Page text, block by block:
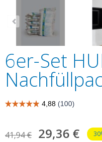
6er-Set
41,94 € 29,36 €